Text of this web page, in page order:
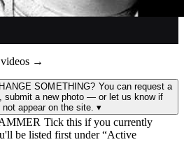
→
SOMETHING? You can request a
submit a new photo — or let us know if
not appear on the site. ▾
Tick this if you currently
be listed first under “Active